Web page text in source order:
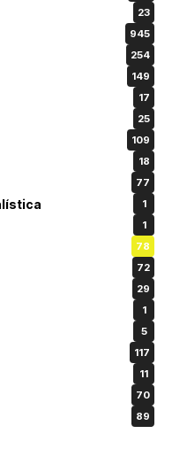
23
945
254
149
17
25
109
18
77
1
1
78
72
29
1
5
117
11
70
89